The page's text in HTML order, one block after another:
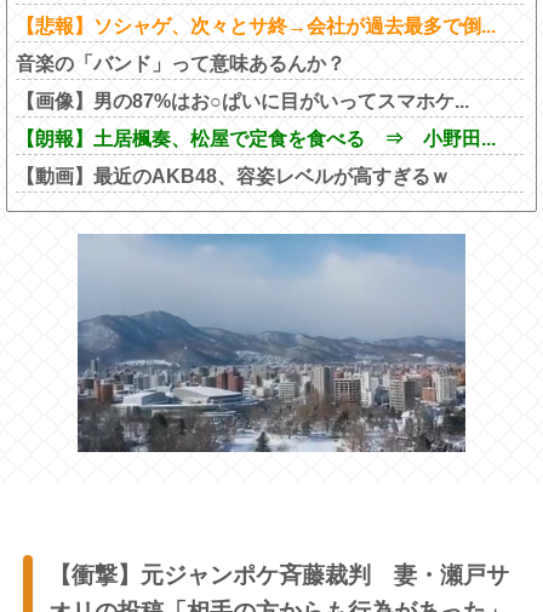
【悲報】ソシャゲ、次々とサ終→会社が過去最多で倒...
音楽の「バンド」って意味あるんか？
【画像】男の87%はお○ぱいに目がいってスマホケ...
【朗報】土居楓奏、松屋で定食を食べる ⇒ 小野田...
【動画】最近のAKB48、容姿レベルが高すぎるｗ
【衝撃】元ジャンポケ斉藤裁判 妻・瀬戸サ